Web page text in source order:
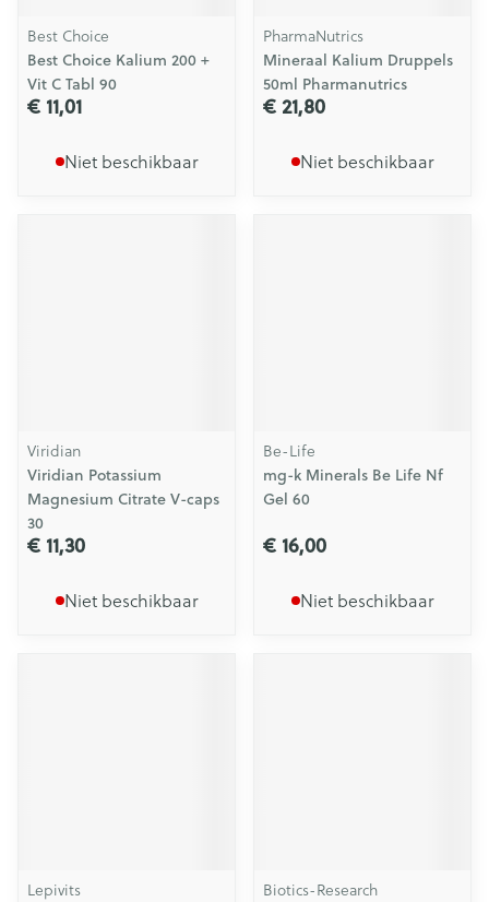
Best Choice
Best Choice Kalium 200 +
Vit C Tabl 90
€ 11,01
Niet beschikbaar
PharmaNutrics
Mineraal Kalium Druppels
50ml Pharmanutrics
€ 21,80
Niet beschikbaar
Viridian
Viridian Potassium
Magnesium Citrate V-caps
30
€ 11,30
Niet beschikbaar
Be-Life
mg-k Minerals Be Life Nf
Gel 60
€ 16,00
Niet beschikbaar
Lepivits Biotics-Research